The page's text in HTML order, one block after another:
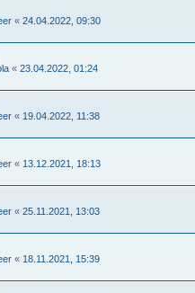
« 24.04.2022, 09:30
« 23.04.2022, 01:24
« 19.04.2022, 11:38
« 13.12.2021, 18:13
« 25.11.2021, 13:03
« 18.11.2021, 15:39